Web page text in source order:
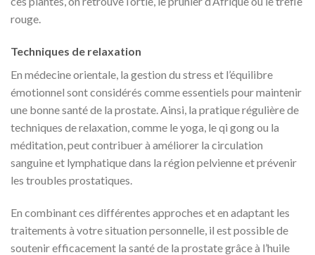
rouge.
Techniques de relaxation
En médecine orientale, la gestion du stress et l’équilibre
émotionnel sont considérés comme essentiels pour maintenir
une bonne santé de la prostate. Ainsi, la pratique régulière de
techniques de relaxation, comme le yoga, le qi gong ou la
méditation, peut contribuer à améliorer la circulation
sanguine et lymphatique dans la région pelvienne et prévenir
les troubles prostatiques.
En combinant ces différentes approches et en adaptant les
traitements à votre situation personnelle, il est possible de
soutenir efficacement la santé de la prostate grâce à l’huile